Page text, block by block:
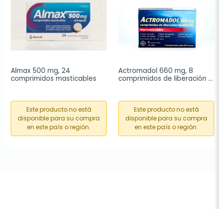
Almax 500 mg, 24
comprimidos masticables
Este producto no está
disponible para su compra
en este país o región.
Actromadol 660 mg, 8
comprimidos de liberación
Este producto no está
disponible para su compra
en este país o región.